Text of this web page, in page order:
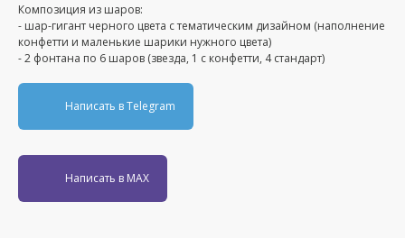
Композиция из шаров:
- шар-гигант черного цвета с тематическим дизайном (наполнение
конфетти и маленькие шарики нужного цвета)
- 2 фонтана по 6 шаров (звезда, 1 с конфетти, 4 стандарт)
Написать в Telegram
Написать в MAX